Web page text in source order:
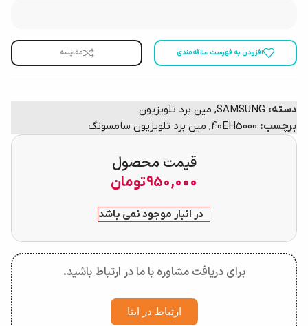
افزودن به فهرست علاقه‌مندی مقایسه
دسته: SAMSUNG
, مین برد تلویزیون
برچسب: 40EH5000
, مین برد تلویزیون سامسونگ
قیمت محصول
950,000تومان
در انبار موجود نمی باشد
برای دریافت مشاوره با ما در ارتباط باشید.
ارتباط در ایتا